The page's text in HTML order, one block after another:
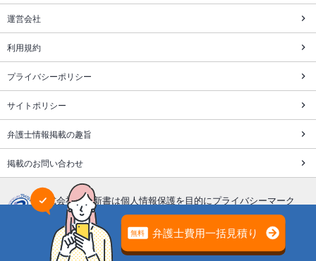
運営会社
利用規約
プライバシーポリシー
サイトポリシー
弁護士情報掲載の趣旨
掲載のお問い合わせ
株式会社鎌倉新書は個人情報保護を目的にプライバシーマーク
を取得しています。
「遺産相続弁護士ガイド」の運営、サポートはライフエンディ